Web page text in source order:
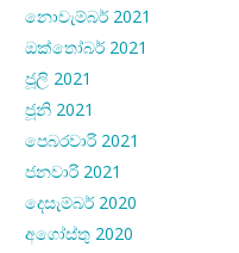
නොවැම්බර් 2021
ඔක්තෝබර් 2021
ජූලි 2021
ජූනි 2021
පෙබරවාරි 2021
ජනවාරි 2021
දෙසැම්බර් 2020
අගෝස්තු 2020